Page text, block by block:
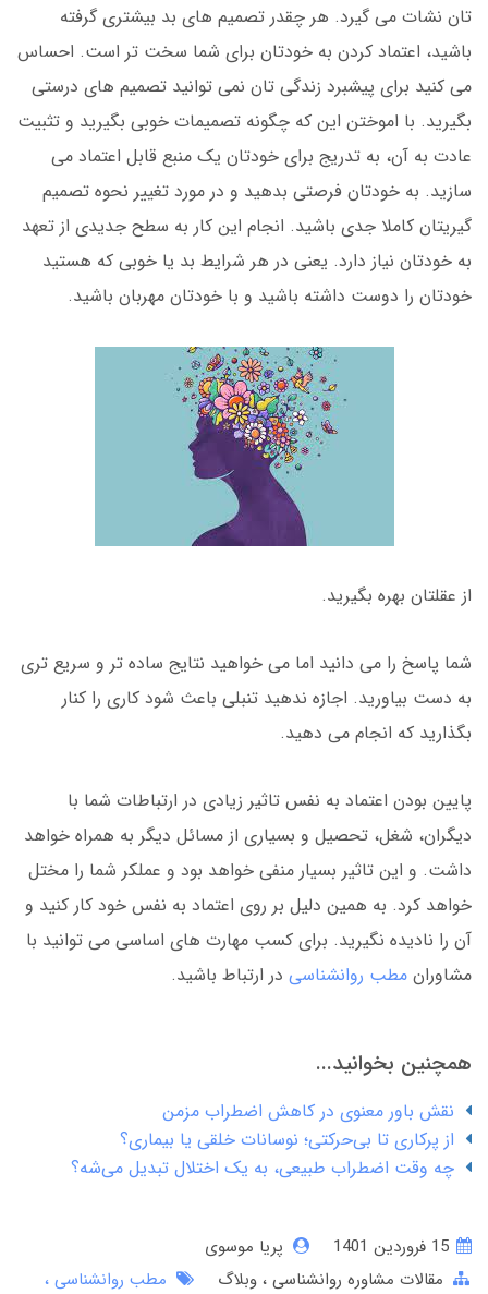
تان نشات می گیرد. هر چقدر تصمیم های بد بیشتری گرفته
باشید، اعتماد کردن به خودتان برای شما سخت تر است. احساس
می کنید برای پیشبرد زندگی تان نمی توانید تصمیم های درستی
بگیرید. با اموختن این که چگونه تصمیمات خوبی بگیرید و تثبیت
عادت به آن، به تدریج برای خودتان یک منبع قابل اعتماد می
سازید. به خودتان فرصتی بدهید و در مورد تغییر نحوه تصمیم
گیریتان کاملا جدی باشید. انجام این کار به سطح جدیدی از تعهد
به خودتان نیاز دارد. یعنی در هر شرایط بد یا خوبی که هستید
خودتان را دوست داشته باشید و با خودتان مهربان باشید.
از عقلتان بهره بگیرید.
شما پاسخ را می دانید اما می خواهید نتایج ساده تر و سریع تری
به دست بیاورید. اجازه ندهید تنبلی باعث شود کاری را کنار
بگذارید که انجام می دهید.
پایین بودن اعتماد به نفس تاثیر زیادی در ارتباطات شما با
دیگران، شغل، تحصیل و بسیاری از مسائل دیگر به همراه خواهد
داشت. و این تاثیر بسیار منفی خواهد بود و عملکر شما را مختل
خواهد کرد. به همین دلیل بر روی اعتماد به نفس خود کار کنید و
آن را نادیده نگیرید. برای کسب مهارت های اساسی می توانید با
مشاوران مطب روانشناسی در ارتباط باشید.
همچنین بخوانید...
نقش باور معنوی در کاهش اضطراب مزمن
از پرکاری تا بی‌حرکتی؛ نوسانات خلقی یا بیماری؟
چه وقت اضطراب طبیعی، به یک اختلال تبدیل می‌شه؟
پریا موسوی
مقالات مشاوره روانشناسی وبلاگ
مطب روانشناسی